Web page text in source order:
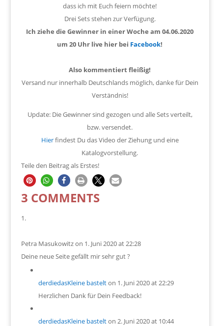
dass ich mit Euch feiern möchte!
Drei Sets stehen zur Verfügung.
Ich ziehe die Gewinner in einer Woche am 04.06.2020
um 20 Uhr live hier bei Facebook!
Also kommentiert fleißig!
Versand nur innerhalb Deutschlands möglich, danke für Dein
Verständnis!
Update: Die Gewinner sind gezogen und alle Sets verteilt,
bzw. versendet.
Hierfindest Du das Video der Ziehung und eine
Katalogvorstellung.
Teile den Beitrag als Erstes!
3 COMMENTS
Petra Masukowitzon 1. Juni 2020 at 22:28
Deine neue Seite gefällt mir sehr gut ?
derdiedasKleine bastelton 1. Juni 2020 at 22:29
Herzlichen Dank für Dein Feedback!
derdiedasKleine bastelton 2. Juni 2020 at 10:44